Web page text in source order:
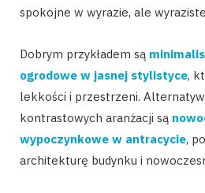
spokojne w wyrazie, ale
Dobrym przykładem są
ogrodowe w jasnej stylistyce,
lekkości i przestrzeni.
kontrastowych aranżacji są
wypoczynkowe w antracycie,
architekturę budynku i